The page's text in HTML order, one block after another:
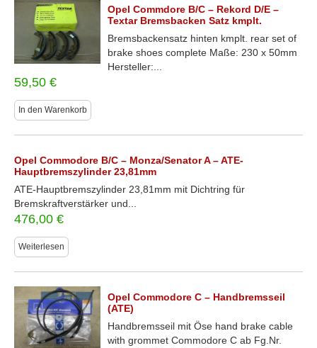
Opel Commdore B/C – Rekord D/E –
Textar Bremsbacken Satz kmplt.
Bremsbackensatz hinten kmplt. rear set of
brake shoes complete Maße: 230 x 50mm
Hersteller:...
59,50 €
In den Warenkorb
Opel Commodore B/C – Monza/Senator A – ATE-
Hauptbremszylinder 23,81mm
ATE-Hauptbremszylinder 23,81mm mit Dichtring für
Bremskraftverstärker und...
476,00 €
Weiterlesen
Opel Commodore C – Handbremsseil
(ATE)
Handbremsseil mit Öse hand brake cable
with grommet Commodore C ab Fg.Nr.